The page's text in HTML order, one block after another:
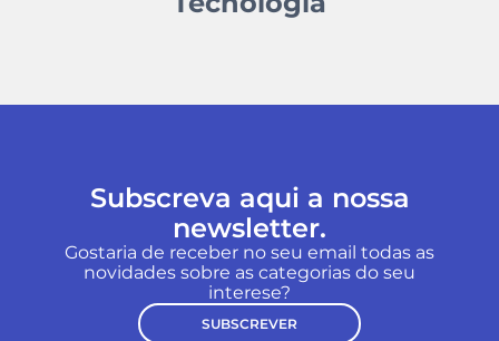
Subscreva aqui a nossa
newsletter.
Gostaria de receber no seu email todas as
novidades sobre as categorias do seu
interese?
SUBSCREVER